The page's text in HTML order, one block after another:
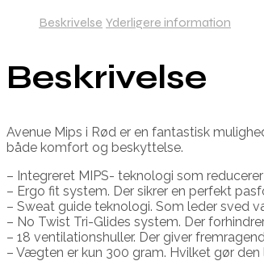
Beskrivelse Yderligere information
Beskrivelse
Avenue Mips i Rød er en fantastisk
både komfort og beskyttelse.
– Integreret MIPS- teknologi som
– Ergo fit system. Der sikrer en perfekt
– Sweat guide teknologi. Som leder sved
– No Twist Tri-Glides system. Der
– 18 ventilationshuller. Der giver
– Vægten er kun 300 gram. Hvilket gør